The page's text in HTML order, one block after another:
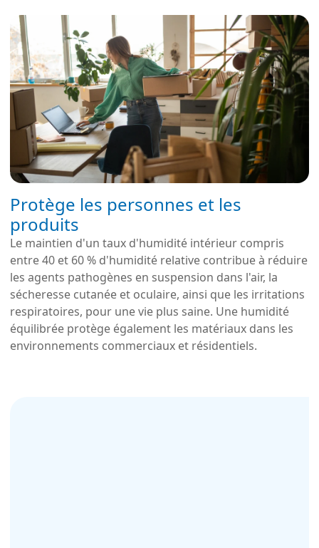
Protège les personnes et les
produits
Le maintien d'un taux d'humidité intérieur compris
entre 40 et 60 % d'humidité relative contribue à réduire
les agents pathogènes en suspension dans l'air, la
sécheresse cutanée et oculaire, ainsi que les irritations
respiratoires, pour une vie plus saine. Une humidité
équilibrée protège également les matériaux dans les
environnements commerciaux et résidentiels.